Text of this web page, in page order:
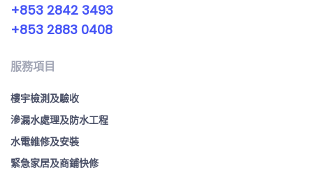
+853 2842 3493
+853 2883 0408
服務項目
樓宇檢測及驗收
滲漏水處理及防水工程
水電維修及安裝
緊急家居及商鋪快修